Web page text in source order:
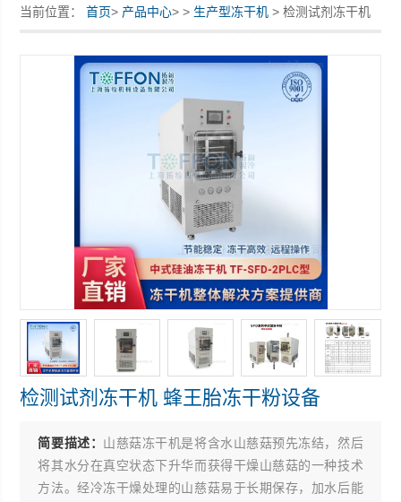
当前位置：首页> 产品中心> > 生产型冻干机 > 检测试剂冻干机
蜂王胎冻干粉设备
检测试剂冻干机 蜂王胎冻干粉设备
简要描述： 山慈菇冻干机是将含水山慈菇预先冻结，然后
将其水分在真空状态下升华而获得干燥山慈菇的一种技术
方法。经冷冻干燥处理的山慈菇易于长期保存，加水后能